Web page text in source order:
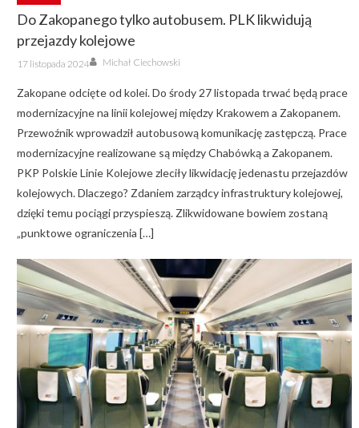
Do Zakopanego tylko autobusem. PLK likwidują
przejazdy kolejowe
Posted
on
17 listopada 2024 Author
Michał Ciechowski
Zakopane odcięte od kolei. Do środy 27 listopada trwać będą prace
modernizacyjne na linii kolejowej między Krakowem a Zakopanem.
Przewoźnik wprowadził autobusową komunikację zastępczą. Prace
modernizacyjne realizowane są między Chabówką a Zakopanem.
PKP Polskie Linie Kolejowe zleciły likwidację jedenastu przejazdów
kolejowych. Dlaczego? Zdaniem zarządcy infrastruktury kolejowej,
dzięki temu pociągi przyspieszą. Zlikwidowane bowiem zostaną
„punktowe ograniczenia […]